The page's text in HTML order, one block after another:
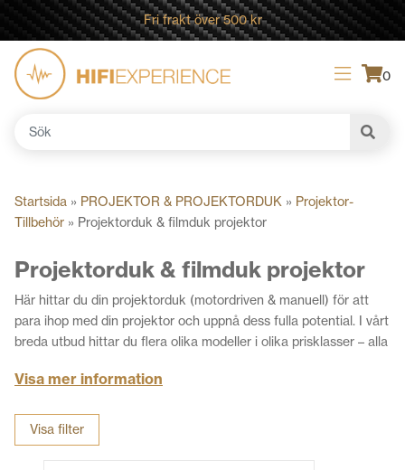
Fri frakt över 500 kr
0
Sök
Startsida » PROJEKTOR & PROJEKTORDUK » Projektor-
Tillbehör » Projektorduk & filmduk projektor
Projektorduk & filmduk projektor
Här hittar du din projektorduk (motordriven & manuell) för att
para ihop med din projektor och uppnå dess fulla potential. I vårt
breda utbud hittar du flera olika modeller i olika prisklasser – alla
bestämmer dig, och beställer du online får du alltid gratis frakt
om din order överstiger 500 kr. Välj vilken typ av filmduk du vill
Visa mer information
Visa filter